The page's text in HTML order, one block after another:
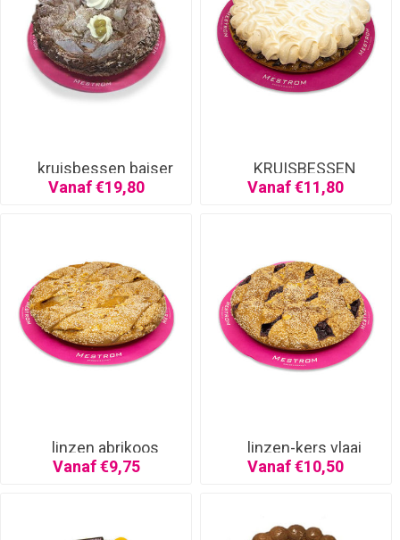
kruisbessen baiser
Vanaf €19,80
KRUISBESSEN
SCHUIM
Vanaf €11,80
linzen abrikoos
Vanaf €9,75
linzen-kers vlaai
Vanaf €10,50